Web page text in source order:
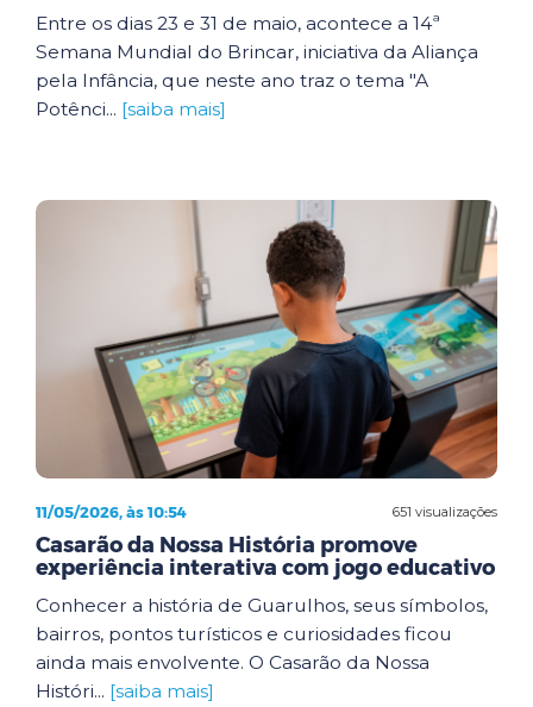
Entre os dias 23 e 31 de maio, acontece a 14ª
Semana Mundial do Brincar, iniciativa da Aliança
pela Infância, que neste ano traz o tema "A
Potênci... [saiba mais]
651 visualizações
11/05/2026, às 10:54
Casarão da Nossa História promove
experiência interativa com jogo educativo
Conhecer a história de Guarulhos, seus símbolos,
bairros, pontos turísticos e curiosidades ficou
ainda mais envolvente. O Casarão da Nossa
Históri... [saiba mais]